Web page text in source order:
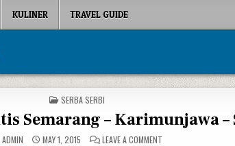
KULINER TRAVEL GUIDE
POSTED IN
SERBA SERBI
Semarang – Karimunjawa –
ADMIN MAY 1, 2015 LEAVE A COMMENT ON PENERBANGAN